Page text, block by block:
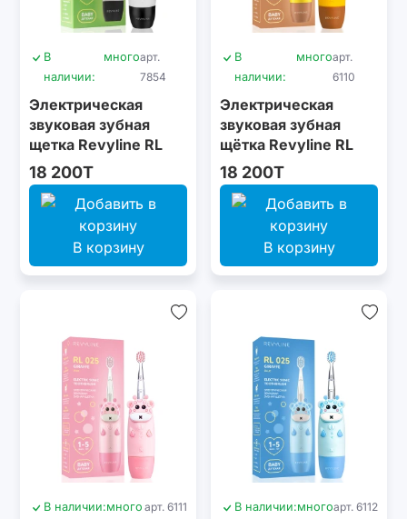
В
наличии:
многоарт.
7854
Электрическая
звуковая зубная
щетка Revyline RL
025 Panda, черная
18 200T
В корзину
В
наличии:
многоарт.
6110
Электрическая
звуковая зубная
щётка Revyline RL
025 Baby, Yellow
18 200T
В корзину
В наличии:много арт. 6111 В наличии:многоарт. 6112